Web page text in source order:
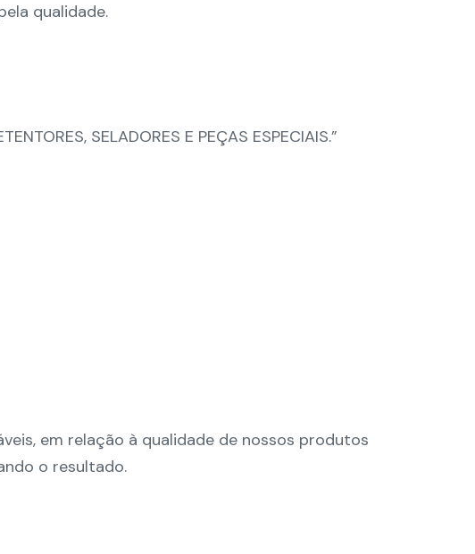
qualidade.
SELADORES E PEÇAS ESPECIAIS.”
em relação à qualidade de nossos produtos
o resultado.